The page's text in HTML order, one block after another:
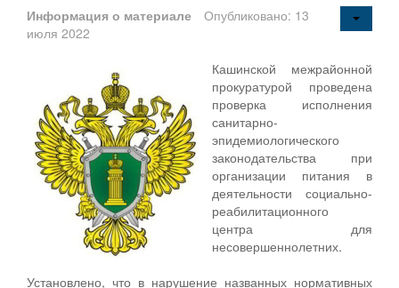
Информация о материале
Опубликовано: 13
июля 2022
Кашинской межрайонной
прокуратурой проведена
проверка исполнения
санитарно-
эпидемиологического
законодательства при
организации питания в
деятельности социально-
реабилитационного
центра для
несовершеннолетних.
Установлено, что в нарушение названных нормативных